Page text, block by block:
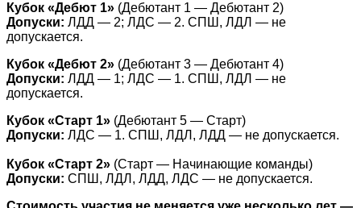
Кубок «Дебют 1» (Дебютант 1 — Дебютант 2)
Допуски: ЛДД — 2; ЛДС — 2. СПШ, ЛДЛ — не
допускается.
Кубок «Дебют 2» (Дебютант 3 — Дебютант 4)
Допуски: ЛДД — 1; ЛДС — 1. СПШ, ЛДЛ — не
допускается.
Кубок «Старт 1» (Дебютант 5 — Старт)
Допуски: ЛДС — 1. СПШ, ЛДЛ, ЛДД — не допускается.
Кубок «Старт 2» (Старт — Начинающие команды)
Допуcки: СПШ, ЛДЛ, ЛДД, ЛДС — не допускается.